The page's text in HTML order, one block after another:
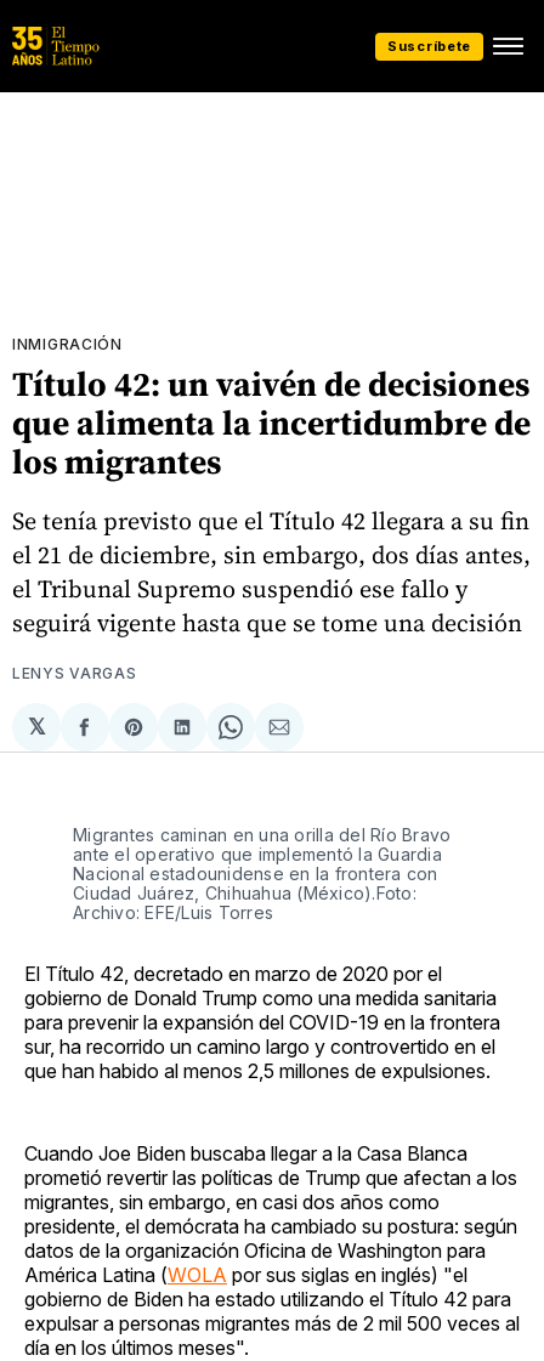
Suscríbete
INMIGRACIÓN
Título 42: un vaivén de decisiones
que alimenta la incertidumbre de
los migrantes
Se tenía previsto que el Título 42 llegara a su fin
el 21 de diciembre, sin embargo, dos días antes,
el Tribunal Supremo suspendió ese fallo y
seguirá vigente hasta que se tome una decisión
LENYS VARGAS
𝕏
Compartir
en
Share
on
Compartir
en
Share
on
Compartir
via
Migrantes caminan en una orilla del Río Bravo
ante el operativo que implementó la Guardia
Nacional estadounidense en la frontera con
Ciudad Juárez, Chihuahua (México).Foto:
Archivo: EFE/Luis Torres
El Título 42, decretado en marzo de 2020 por el
gobierno de Donald Trump como una medida sanitaria
para prevenir la expansión del COVID-19 en la frontera
sur, ha recorrido un camino largo y controvertido en el
que han habido al menos 2,5 millones de expulsiones.
Cuando Joe Biden buscaba llegar a la Casa Blanca
prometió revertir las políticas de Trump que afectan a los
migrantes, sin embargo, en casi dos años como
presidente, el demócrata ha cambiado su postura: según
datos de la organización Oficina de Washington para
América Latina (WOLA por sus siglas en inglés) "el
gobierno de Biden ha estado utilizando el Título 42 para
expulsar a personas migrantes más de 2 mil 500 veces al
día en los últimos meses".